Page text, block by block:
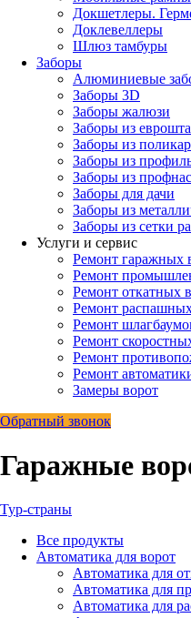
Докшетлеры.
Доклевеллеры
Шлюз тамбуры
Заборы
Алюминиевые
Заборы 3D
Заборы жалюзи
Заборы из
Заборы из
Заборы из
Заборы из
Заборы для дачи
Заборы из
Заборы из сетки
Услуги и сервис
Ремонт гаражных
Ремонт
Ремонт откатных
Ремонт
Ремонт
Ремонт
Ремонт
Ремонт
Замеры ворот
Обратный звонок
Гаражные
Тур-страны
Все продукты
Автоматика для ворот
Автоматика для
Автоматика для
Автоматика для